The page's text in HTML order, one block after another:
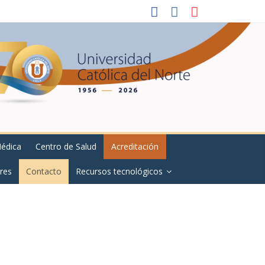
Centro de Salud Acreditación
Contacto Recursos tecnológicos